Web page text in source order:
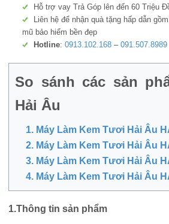
Hỗ trợ vay Trả Góp lên đến 60 Triệu
Liên hệ để nhận quà tặng hấp dẫn
mũ bảo hiểm bền đẹp
Hotline: 0913.102.168 – 091.507.8989
So sánh các sản
Hải Âu
1. Máy Làm Kem Tươi Hải Âu
2. Máy Làm Kem Tươi Hải Âu
3. Máy Làm Kem Tươi Hải Âu
4. Máy Làm Kem Tươi Hải Âu
1.Thông tin sản phẩm